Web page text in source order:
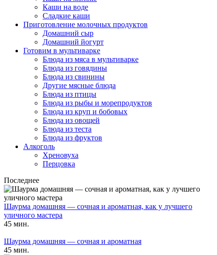
Каши на воде
Сладкие каши
Приготовление молочных продуктов
Домашний сыр
Домашний йогурт
Готовим в мультиварке
Блюда из мяса в мультиварке
Блюда из говядины
Блюда из свинины
Другие мясные блюда
Блюда из птицы
Блюда из рыбы и морепродуктов
Блюда из круп и бобовых
Блюда из овощей
Блюда из теста
Блюда из фруктов
Алкоголь
Хреновуха
Перцовка
Последнее
Шаурма домашняя — сочная и ароматная, как у лучшего
уличного мастера
45 мин.
Шаурма домашняя — сочная и ароматная
45 мин.